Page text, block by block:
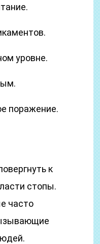
уровне.
поражение.
к
стопы.
часто